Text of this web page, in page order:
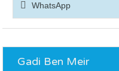
WhatsApp
Gadi Ben Meir